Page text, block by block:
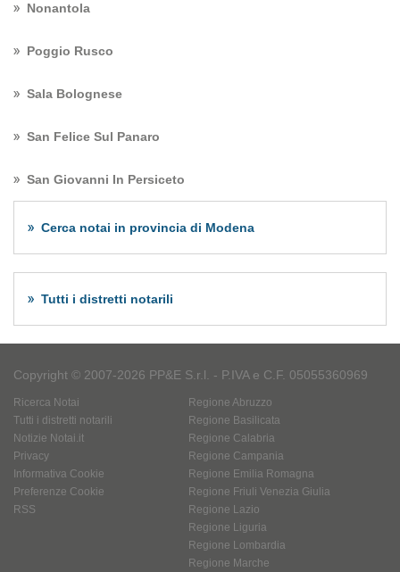
Nonantola
Poggio Rusco
Sala Bolognese
San Felice Sul Panaro
San Giovanni In Persiceto
Cerca notai in provincia di Modena
Tutti i distretti notarili
Copyright © 2007-2026 PP&E S.r.l. - P.IVA e C.F. 05055360969
Ricerca Notai
Tutti i distretti notarili
Notizie Notai.it
Privacy
Informativa Cookie
Preferenze Cookie
RSS
Regione Abruzzo
Regione Basilicata
Regione Calabria
Regione Campania
Regione Emilia Romagna
Regione Friuli Venezia Giulia
Regione Lazio
Regione Liguria
Regione Lombardia
Regione Marche